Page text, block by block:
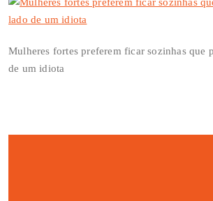
Mulheres fortes preferem ficar sozinhas que
de um idiota